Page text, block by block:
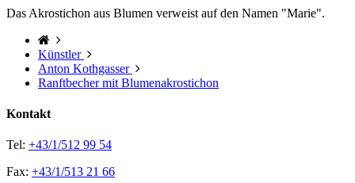
Das Akrostichon aus Blumen verweist auf den Namen "Marie".
Künstler
Anton Kothgasser
Ranftbecher mit Blumenakrostichon
Kontakt
Tel: +43/1/512 99 54
Fax: +43/1/513 21 66